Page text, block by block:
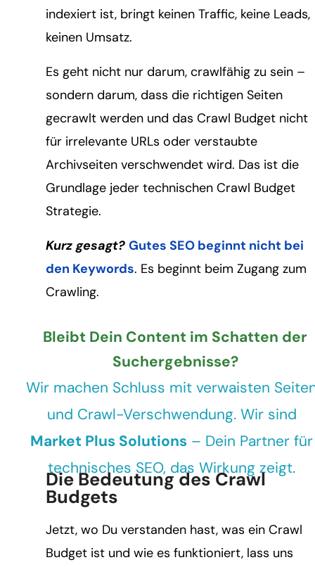
indexiert ist, bringt keinen Traffic, keine Leads,
keinen Umsatz.
Es geht nicht nur darum, crawlfähig zu sein –
sondern darum, dass die richtigen Seiten
gecrawlt werden und das Crawl Budget nicht
für irrelevante URLs oder verstaubte
Archivseiten verschwendet wird. Das ist die
Grundlage jeder technischen Crawl Budget
Strategie.
Kurz gesagt? Gutes SEO beginnt nicht bei
den Keywords. Es beginnt beim Zugang zum
Crawling.
Bleibt Dein Content im Schatten der
Suchergebnisse?
Wir machen Schluss mit verwaisten
und Crawl-Verschwendung. Wir sind
Market Plus Solutions – Dein Partner für
technisches SEO, das Wirkung zeigt.
Die Bedeutung des Crawl
Budgets
Jetzt, wo Du verstanden hast, was ein Crawl
Budget ist und wie es funktioniert, lass uns